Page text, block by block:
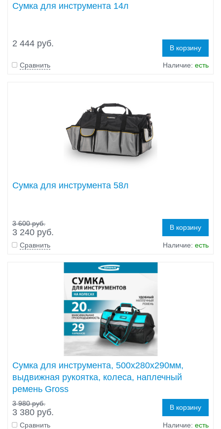
Сумка для инструмента 14л
2 444 руб. В корзину
Сравнить Наличие: есть
Сумка для инструмента 58л
3 600 руб.
3 240 руб. В корзину
Сравнить Наличие: есть
Сумка для инструмента, 500х280х290мм,
выдвижная рукоятка, колеса, наплечный
ремень Gross
3 980 руб.
3 380 руб. В корзину
Сравнить Наличие: есть